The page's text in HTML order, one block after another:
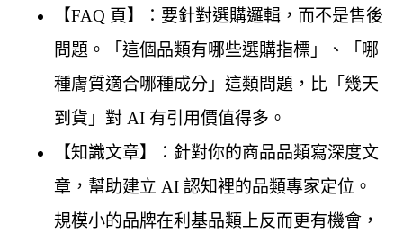
【FAQ 頁】：要針對選購邏輯，而不是售後
問題。「這個品類有哪些選購指標」、「哪
種膚質適合哪種成分」這類問題，比「幾天
到貨」對 AI 有引用價值得多。
【知識文章】：針對你的商品品類寫深度文
章，幫助建立 AI 認知裡的品類專家定位。
規模小的品牌在利基品類上反而更有機會，